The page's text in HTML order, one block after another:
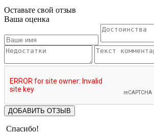
Оставьте свой отзыв
Ваша оценка
ДОБАВИТЬ ОТЗЫВ
Спасибо!